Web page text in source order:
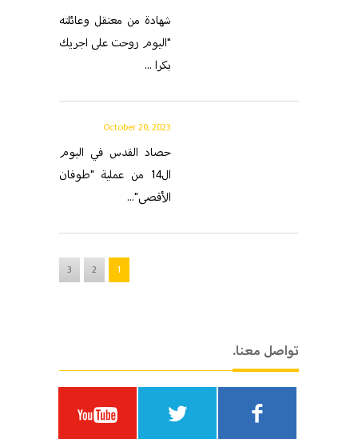
شهادة من معتقل وعائلته
"اليوم روحت على اجريك
بكرا ...
October 20, 2023
حصاد القدس في اليوم
ال14 من عملية "طوفان
الأقصى"...
1
2
3
.تواصل معنا